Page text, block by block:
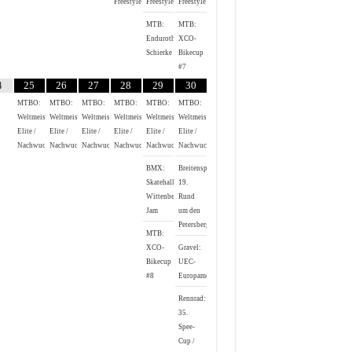
Freestyle Freestyle
MTB:
Endurothon
Schierke
Freestyle
MTB:
XCO-
Bikecup
#7
25
MTBO:
Weltmeisterschaften
Elite /
Nachwuchs
26
MTBO:
Weltmeisterschaften
Elite /
Nachwuchs
27
MTBO:
Weltmeisterschaften
Elite /
Nachwuchs
28
MTBO:
Weltmeisterschaften
Elite /
Nachwuchs
29
MTBO:
Weltmeisterschaften
Elite /
Nachwuchs
BMX:
Skatehalle
Wittenberg
Jam
MTB:
XCO-
Bikecup
#8
30
MTBO:
Weltmeisterschaften
Elite /
Nachwuchs
Breitensport:
19.
Rund
um den
Petersberg
Gravel:
UEC-
Europameisterschaft
Rennrad:
35.
Spee-
Cup /